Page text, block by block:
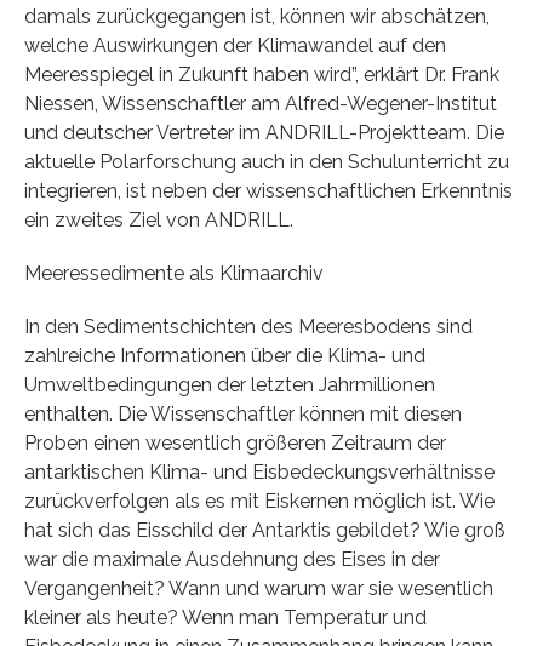
damals zurückgegangen ist, können wir abschätzen,
welche Auswirkungen der Klimawandel auf den
Meeresspiegel in Zukunft haben wird”, erklärt Dr. Frank
Niessen, Wissenschaftler am Alfred-Wegener-Institut
und deutscher Vertreter im ANDRILL-Projektteam. Die
aktuelle Polarforschung auch in den Schulunterricht zu
integrieren, ist neben der wissenschaftlichen Erkenntnis
ein zweites Ziel von ANDRILL.
Meeressedimente als Klimaarchiv
In den Sedimentschichten des Meeresbodens sind
zahlreiche Informationen über die Klima- und
Umweltbedingungen der letzten Jahrmillionen
enthalten. Die Wissenschaftler können mit diesen
Proben einen wesentlich größeren Zeitraum der
antarktischen Klima- und Eisbedeckungsverhältnisse
zurückverfolgen als es mit Eiskernen möglich ist. Wie
hat sich das Eisschild der Antarktis gebildet? Wie groß
war die maximale Ausdehnung des Eises in der
Vergangenheit? Wann und warum war sie wesentlich
kleiner als heute? Wenn man Temperatur und